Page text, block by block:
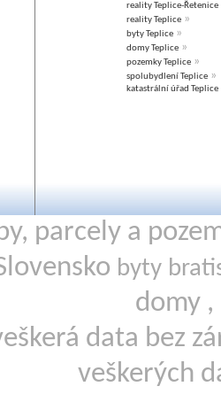
reality Teplice-Řetenice
reality Teplice »
byty Teplice »
domy Teplice »
pozemky Teplice »
spolubydlení Teplice »
katastrální úřad Teplice
parcely a
byty
domy ,
data bez
veškerých